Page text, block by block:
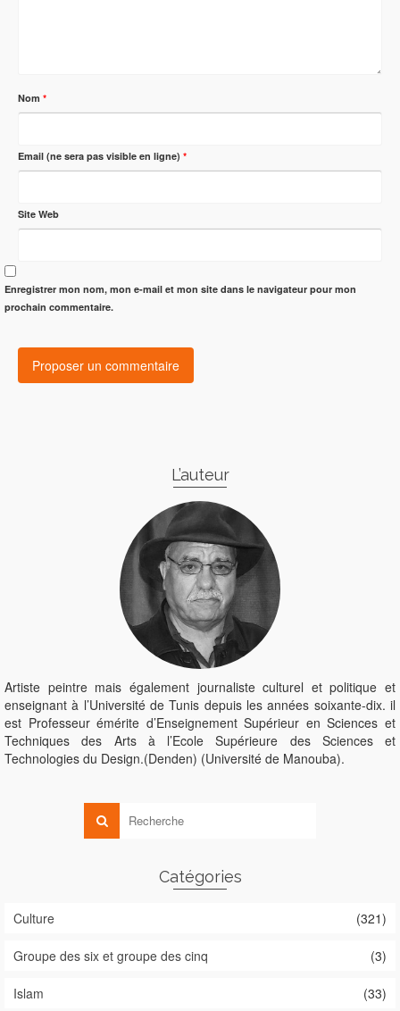
Nom *
Email (ne sera pas visible en ligne) *
Site Web
Enregistrer mon nom, mon e-mail et mon site dans le navigateur pour mon
prochain commentaire.
L’auteur
Artiste peintre mais également journaliste culturel et politique et
enseignant à l’Université de Tunis depuis les années soixante-dix. il
est Professeur émérite d’Enseignement Supérieur en Sciences et
Techniques des Arts à l’Ecole Supérieure des Sciences et
Technologies du Design.(Denden) (Université de Manouba).
Catégories
Culture (321)
Groupe des six et groupe des cinq (3)
Islam (33)